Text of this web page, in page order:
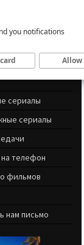
сериалы
сериалы
телефон
фильмов
нам письмо
you notifications
Allow